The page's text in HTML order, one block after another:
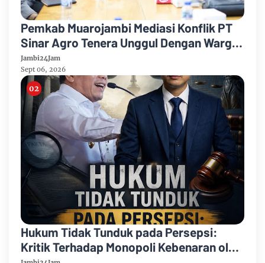
Pemkab Muarojambi Mediasi Konflik PT
Sinar Agro Tenera Unggul Dengan Warga
Sipin Teluk Duren
Jambi24Jam
Sept 06, 2026
Hukum Tidak Tunduk pada Persepsi:
Kritik Terhadap Monopoli Kebenaran oleh